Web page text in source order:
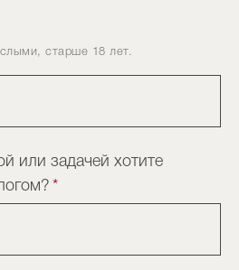
старше 18 лет.
или задачей хотите
*